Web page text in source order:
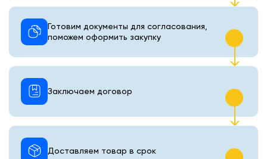
Готовим документы для согласования,
поможем оформить закупку
Доставляем товар в срок
Заключаем договор